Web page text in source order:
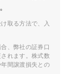
取る方法で、入
、弊社の証券口
れます。株式数
間譲渡損失との